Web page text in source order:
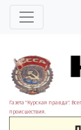
Газета "Курская правда".
происшествия.